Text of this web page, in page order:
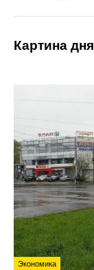
Картина дня
Экономика